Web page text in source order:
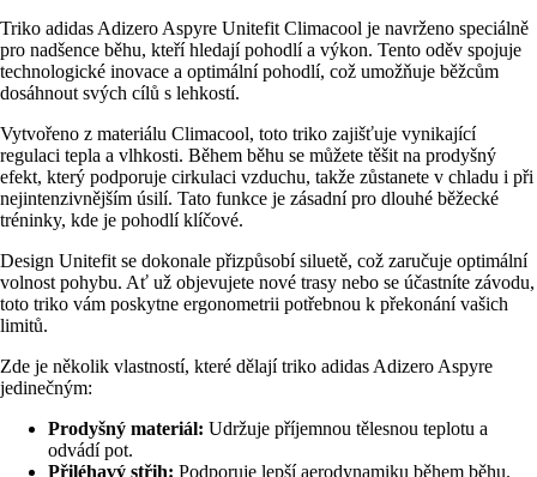
Triko adidas Adizero Aspyre Unitefit Climacool je navrženo speciálně
pro nadšence běhu, kteří hledají pohodlí a výkon. Tento oděv spojuje
technologické inovace a optimální pohodlí, což umožňuje běžcům
dosáhnout svých cílů s lehkostí.
Vytvořeno z materiálu Climacool, toto triko zajišťuje vynikající
regulaci tepla a vlhkosti. Během běhu se můžete těšit na prodyšný
efekt, který podporuje cirkulaci vzduchu, takže zůstanete v chladu i při
nejintenzivnějším úsilí. Tato funkce je zásadní pro dlouhé běžecké
tréninky, kde je pohodlí klíčové.
Design Unitefit se dokonale přizpůsobí siluetě, což zaručuje optimální
volnost pohybu. Ať už objevujete nové trasy nebo se účastníte závodu,
toto triko vám poskytne ergonometrii potřebnou k překonání vašich
limitů.
Zde je několik vlastností, které dělají triko adidas Adizero Aspyre
jedinečným:
Prodyšný materiál: Udržuje příjemnou tělesnou teplotu a
odvádí pot.
Přiléhavý střih: Podporuje lepší aerodynamiku během běhu.